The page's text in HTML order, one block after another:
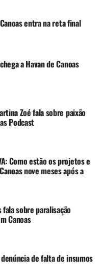
entra na reta final
a Havan de Canoas
Zoé fala sobre paixão
Podcast
Como estão os projetos e
nove meses após a
sobre paralisação
Canoas
de falta de insumos